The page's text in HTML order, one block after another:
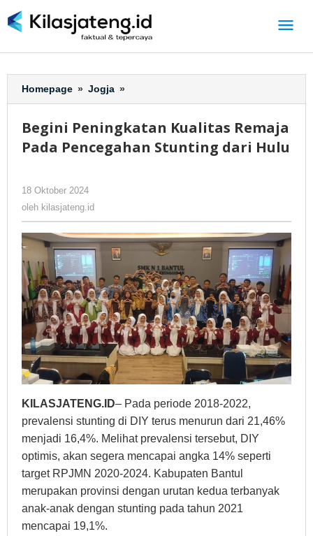
ke
Homepage » Jogja »
Peningkatan
Remaja
Pada
Begini Peningkatan Kualitas Remaja
Pada Pencegahan Stunting dari Hulu
18 Oktober 2024
oleh kilasjateng.id
KILASJATENG.ID– Pada periode 2018-2022,
prevalensi stunting di DIY terus menurun dari 21,46%
menjadi 16,4%. Melihat prevalensi tersebut, DIY
optimis, akan segera mencapai angka 14% seperti
target RPJMN 2020-2024. Kabupaten Bantul
merupakan provinsi dengan urutan kedua terbanyak
anak-anak dengan stunting pada tahun 2021
mencapai 19,1%.